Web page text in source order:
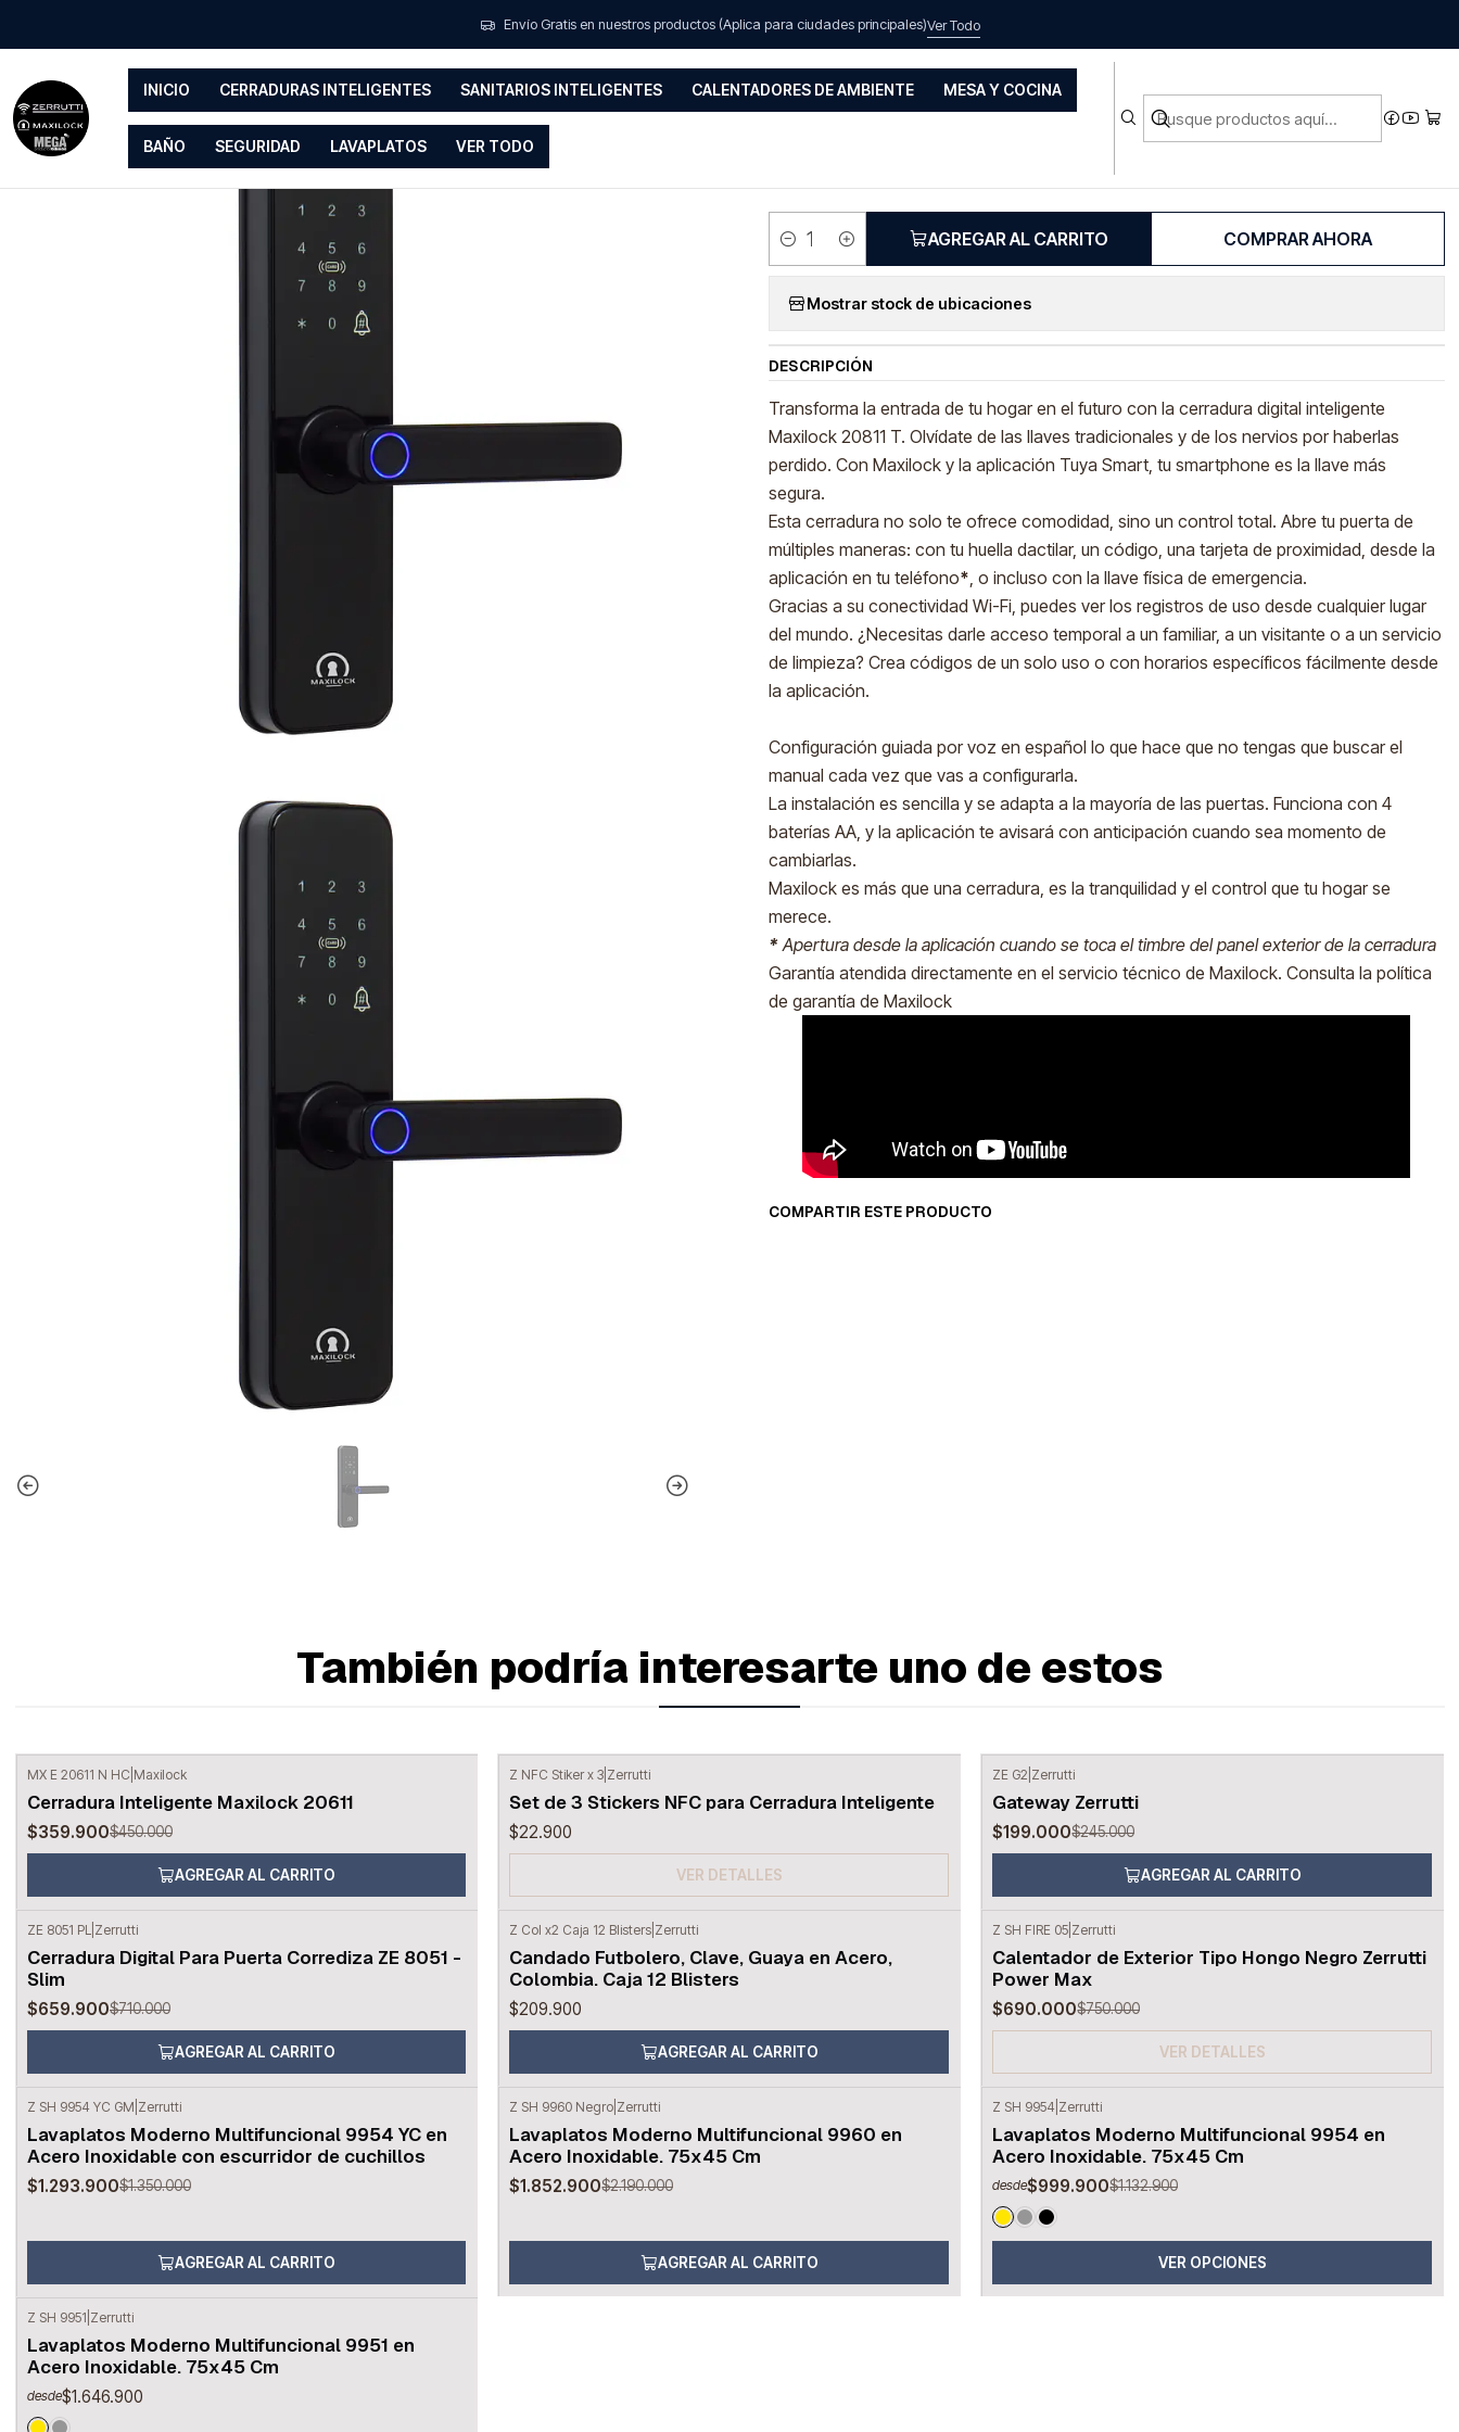
INICIO CERRADURAS INTELIGENTES SANITARIOS INTELIGENTES CALENTADORES DE AMBIENTE MESA Y COCINA
BAÑO SEGURIDAD LAVAPLATOS VER TODO
Envío Gratis en nuestros productos (Aplica para ciudades principales)Ver Todo
Cerraduras Inteligentes Wifi Cerradura Digital Inteligente con Wifi Maxilock 20811 T
|
Cerradura Digital Inteligente
con Wifi Maxilock 20811 T
Cantidad
AGREGAR AL CARRITO COMPRAR AHORA
Mostrar stock de ubicaciones
DESCRIPCIÓN
Transforma la entrada de tu hogar en el futuro con la cerradura digital inteligente
Maxilock 20811 T. Olvídate de las llaves tradicionales y de los nervios por haberlas
perdido. Con Maxilock y la aplicación Tuya Smart, tu smartphone es la llave más
segura.
Esta cerradura no solo te ofrece comodidad, sino un control total. Abre tu puerta de
múltiples maneras: con tu huella dactilar, un código, una tarjeta de proximidad, desde la
aplicación en tu teléfono*, o incluso con la llave física de emergencia.
Gracias a su conectividad Wi-Fi, puedes ver los registros de uso desde cualquier lugar
del mundo. ¿Necesitas darle acceso temporal a un familiar, a un visitante o a un servicio
de limpieza? Crea códigos de un solo uso o con horarios específicos fácilmente desde
la aplicación.
Configuración guiada por voz en español lo que hace que no tengas que buscar el
manual cada vez que vas a configurarla.
La instalación es sencilla y se adapta a la mayoría de las puertas. Funciona con 4
baterías AA, y la aplicación te avisará con anticipación cuando sea momento de
cambiarlas.
Maxilock es más que una cerradura, es la tranquilidad y el control que tu hogar se
merece.
*Apertura desde la aplicación cuando se toca el timbre del panel exterior de la cerradura
Garantía atendida directamente en el servicio técnico de Maxilock. Consulta la política
de garantía de Maxilock
COMPARTIR ESTE PRODUCTO
También podría interesarte uno de estos
MX E 20611 N HC Maxilock
Cerradura Inteligente Maxilock 20611
$359.900$450.000
AGREGAR AL CARRITO
Z NFC Stiker x 3 Zerrutti
Set de 3 Stickers NFC para Cerradura Inteligente
$22.900
VER DETALLES
-19%
ZE G2 Zerrutti
Gateway Zerrutti
$199.000$245.000
AGREGAR AL CARRITO
ZE 8051 PL Zerrutti
Cerradura Digital Para Puerta Corrediza ZE 8051 -
Slim
$659.900$710.000
AGREGAR AL CARRITO
Z Col x2 Caja 12 Blisters Zerrutti
Candado Futbolero, Clave, Guaya en Acero,
Colombia. Caja 12 Blisters
$209.900
AGREGAR AL CARRITO
Agotado
Z SH FIRE 05 Zerrutti
Calentador de Exterior Tipo Hongo Negro Zerrutti
Power Max
$690.000$750.000
VER DETALLES
Z SH 9954 YC GM Zerrutti
Lavaplatos Moderno Multifuncional 9954 YC en
Acero Inoxidable con escurridor de cuchillos
$1.293.900$1.350.000
AGREGAR AL CARRITO
Z SH 9960 Negro Zerrutti
Lavaplatos Moderno Multifuncional 9960 en
Acero Inoxidable. 75x45 Cm
$1.852.900$2.190.000
AGREGAR AL CARRITO
OFF
Z SH 9954 Zerrutti
Lavaplatos Moderno Multifuncional 9954 en
Acero Inoxidable. 75x45 Cm
desde$999.900$1.132.900
VER OPCIONES
Z SH 9951 Zerrutti
Lavaplatos Moderno Multifuncional 9951 en
Acero Inoxidable. 75x45 Cm
desde$1.646.900